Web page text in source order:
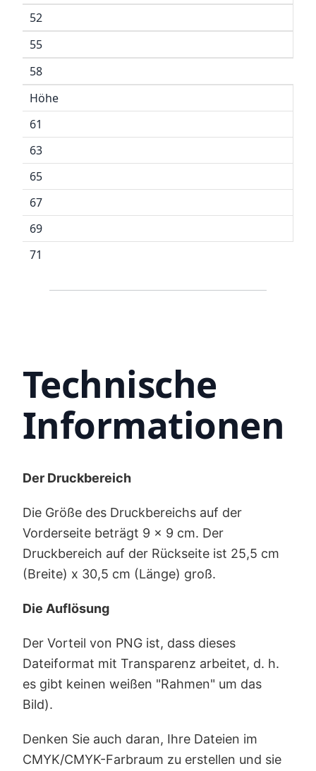
52
55
58
Höhe
61
63
65
67
69
71
Technische
Informationen
Der Druckbereich
Die Größe des Druckbereichs auf der
Vorderseite beträgt 9 x 9 cm. Der
Druckbereich auf der Rückseite ist 25,5 cm
(Breite) x 30,5 cm (Länge) groß.
Die Auflösung
Der Vorteil von PNG ist, dass dieses
Dateiformat mit Transparenz arbeitet, d. h.
es gibt keinen weißen "Rahmen" um das
Bild).
Denken Sie auch daran, Ihre Dateien im
CMYK/CMYK-Farbraum zu erstellen und sie